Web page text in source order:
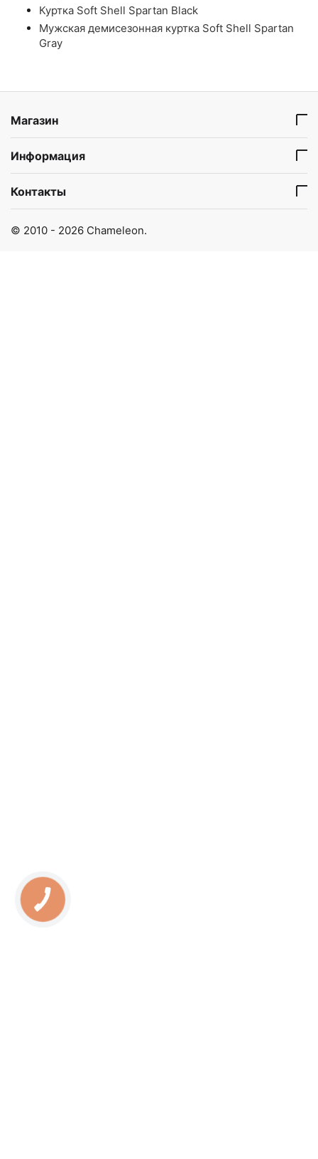
Куртка Soft Shell Spartan Black
Мужская демисезонная куртка Soft Shell Spartan
Gray
Магазин
Информация
Контакты
© 2010 - 2026 Chameleon.